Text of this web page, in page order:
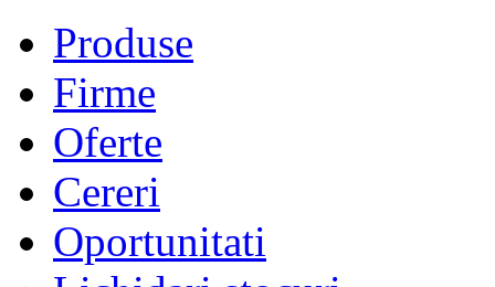
Produse
Firme
Oferte
Cereri
Oportunitati